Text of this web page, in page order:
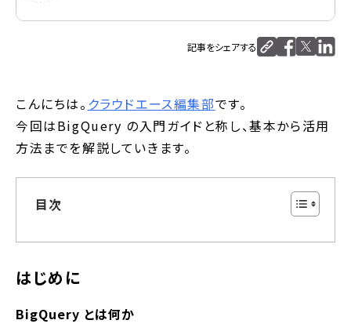
記事をシェアする
こんにちは。 クラウドエース編集部です。
今回はBigQuery の入門ガイドと称し、基本から活用
方法までを解説していきます。
目次
はじめに
BigQuery とは何か